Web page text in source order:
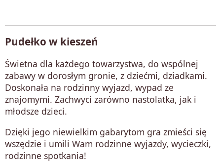
Pudełko w kieszeń
Świetna dla każdego towarzystwa, do wspólnej
zabawy w dorosłym gronie, z dziećmi, dziadkami.
Doskonała na rodzinny wyjazd, wypad ze
znajomymi. Zachwyci zarówno nastolatka, jak i
młodsze dzieci.
Dzięki jego niewielkim gabarytom gra zmieści się
wszędzie i umili Wam rodzinne wyjazdy, wycieczki,
rodzinne spotkania!